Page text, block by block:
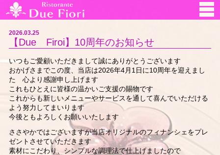
2026.03.25
【Due Firoi】10周年のお知らせ
いつもご愛顧いただきまして誠にありがとうございます
おかげさまでこの度、当店は2026年4月1日に10周年を迎えまし
た 心より感謝申し上げます
これもひとえに皆様の温かいご支援の賜物です
これからも新しいメニューやサービスを通して喜んでいただける
よう努力してまいります
今後ともよろしくお願いいたします
ささやかではございますが当店オリジナルのフィナンシェをプレ
ゼントさせていただきます
素材にこだわり、シンプルな調理法で仕上げましたので